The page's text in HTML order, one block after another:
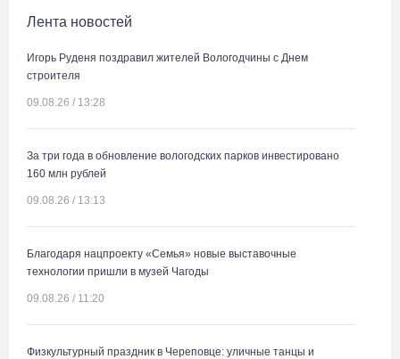
Лента новостей
Игорь Руденя поздравил жителей Вологодчины с Днем
строителя
09.08.26 / 13:28
За три года в обновление вологодских парков инвестировано
160 млн рублей
09.08.26 / 13:13
Благодаря нацпроекту «Семья» новые выставочные
технологии пришли в музей Чагоды
09.08.26 / 11:20
Физкультурный праздник в Череповце: уличные танцы и